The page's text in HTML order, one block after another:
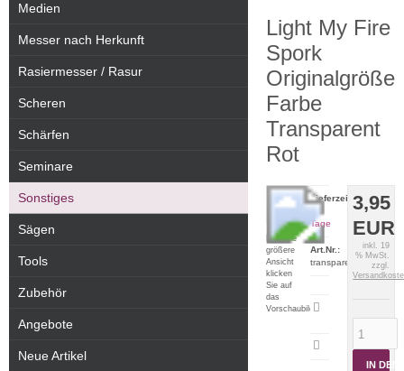
Light My Fire
Spork
Originalgröße
Farbe
Transparent
Rot
Für eine
größere
Ansicht
klicken
Sie auf
das
Vorschaubild
3,95
EUR
inkl. 19
% MwSt.
zzgl.
IN DEN
Lieferzeit:
2-5
Tage
Art.Nr.:
transparentrot
drucken
Medien
Messer nach Herkunft
Rasiermesser / Rasur
Scheren
Schärfen
Seminare
Sonstiges
Sägen
Tools
Zubehör
Angebote
Neue Artikel